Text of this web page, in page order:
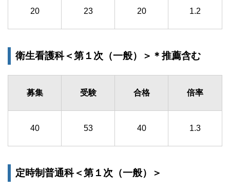
20 23 20 1.2
衛生看護科＜第１次（一般）＞＊推薦含む
募集 受験 合格 倍率
40 53 40 1.3
定時制普通科＜第１次（一般）＞